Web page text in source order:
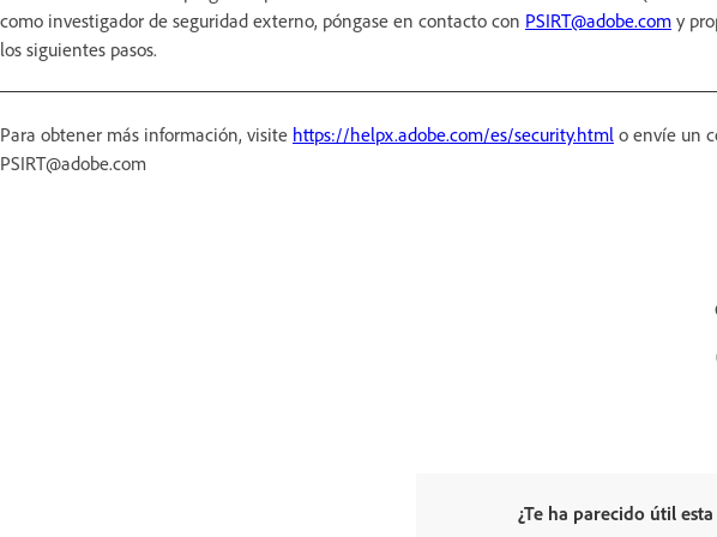
como investigador de seguridad externo, póngase en contacto con PSIRT@adobe.com y
los siguientes pasos.
Para obtener más información, visite https://helpx.adobe.com/es/security.html o envíe un
PSIRT@adobe.com
¿Te ha parecido útil